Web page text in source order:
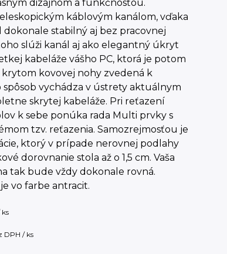
dizajnom a funkčnosťou.
káblovým kanálom, vďaka
stabilný aj bez pracovnej
slúži kanál aj ako elegantný úkryt
kabeláže vášho PC, ktorá je potom
kovovej nohy zvedená k
spôsob vychádza v ústrety aktuálnym
skrytej kabeláže. Pri reťazení
k sebe ponúka rada Multi prvky s
tzv. reťazenia. Samozrejmosťou je
ktorý v prípade nerovnej podlahy
dorovnanie stola až o 1,5 cm. Vaša
tak bude vždy dokonale rovná.
vo farbe antracit.
ks
DPH / ks